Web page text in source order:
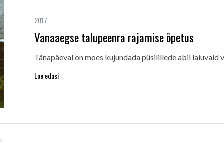
2017
Vanaaegse talupeenra rajamise õpetus
Tänapäeval on moes kujundada püsilillede abil laiuvaid
Loe edasi